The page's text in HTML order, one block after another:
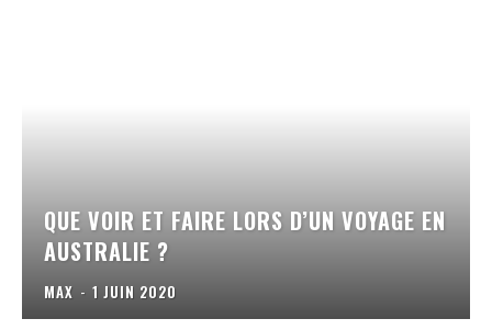
QUE VOIR ET FAIRE LORS D’UN VOYAGE EN
AUSTRALIE ?
MAX - 1 JUIN 2020